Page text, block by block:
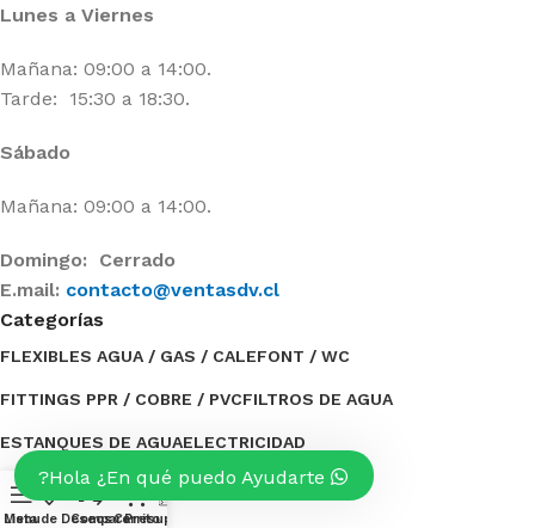
Lunes a Viernes
Mañana: 09:00 a 14:00.
Tarde: 15:30 a 18:30.
Sábado
Mañana: 09:00 a 14:00.
Domingo: Cerrado
E.mail: contacto@ventasdv.cl
Categorías
FLEXIBLES AGUA / GAS / CALEFONT / WC
FITTINGS PPR / COBRE / PVCFILTROS DE AGUA
ESTANQUES DE AGUAELECTRICIDAD
BOMBAS DE AGUA / ACCESORIOSBAÑO
Categorías
Hola ¿En qué puedo Ayudarte?
Menu
Lista de Deseos
Compare
0
Carrito
Presupuesto